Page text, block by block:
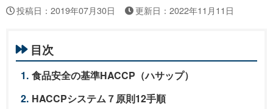
投稿日：2019年07月30日 更新日：2022年11月11日
目次
食品安全の基準HACCP（ハサップ）
HACCPシステム７原則12手順